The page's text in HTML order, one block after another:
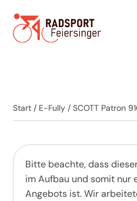
Start / E-Fully / SCOTT Patron
Bitte beachte, dass
im Aufbau und somit nur
Angebots ist. Wir